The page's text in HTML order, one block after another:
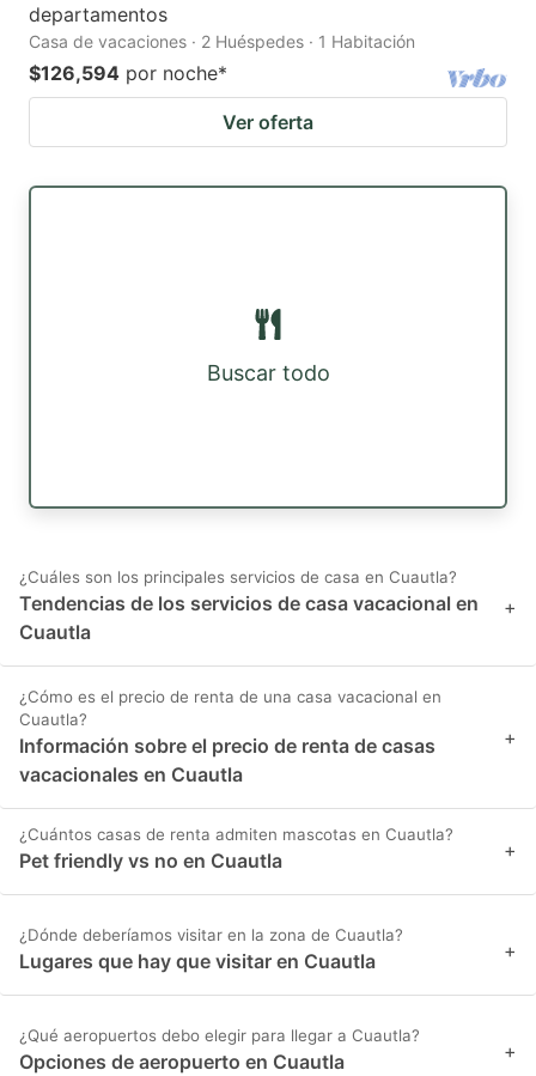
departamentos
Casa de vacaciones · 2 Huéspedes · 1 Habitación
$126,594 por noche*
Ver oferta
Buscar todo
¿Cuáles son los principales servicios de casa en Cuautla?
Tendencias de los servicios de casa vacacional en
Cuautla
+
¿Cómo es el precio de renta de una casa vacacional en
Cuautla?
Información sobre el precio de renta de casas
vacacionales en Cuautla
+
¿Cuántos casas de renta admiten mascotas en Cuautla?
Pet friendly vs no en Cuautla +
¿Dónde deberíamos visitar en la zona de Cuautla?
Lugares que hay que visitar en Cuautla +
¿Qué aeropuertos debo elegir para llegar a Cuautla?
Opciones de aeropuerto en Cuautla +